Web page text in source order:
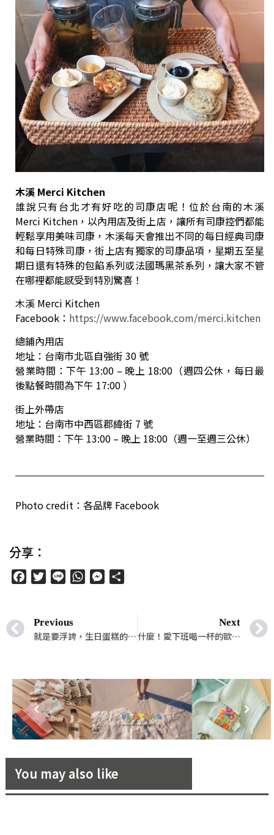
木溪 Merci Kitchen
誰說只有台北才有好吃的司康店呢！位於台南的木溪
Merci Kitchen，以內用店及街上店，讓所有司康控們都能
輕鬆享用美味司康，木溪每天會推出不同的每日經典司康
和每日特殊司康，街上店有獨家的司康品項，星期五至星
期日還有特殊的包餡系列或法國瑪黑茶系列，讓大家不管
在哪裡都能感受到特別驚喜！
木溪 Merci Kitchen
Facebook： https://www.facebook.com/merci.kitchen
總鋪內用店
地址：台南市北區自強街 30 號
營業時間：下午 13:00 – 晚上 18:00（週四公休，每日最
後點餐時間為下午 17:00 ）
街上外帶店
地址：台南市中西區郡緯街 7 號
營業時間：下午 13:00 – 晚上 18:00（週一至週三公休）
Photo credit：各品牌 Facebook
分享：
FacebookTwitter
Line WhatsAppMessenger
Previous
就是要浮誇，生日蛋糕的用途就是要拍好拍滿呀！
Next
什麼！愛下班喝一杯的歐巴們，居然也開始瘋無酒精啤酒？
You may also like